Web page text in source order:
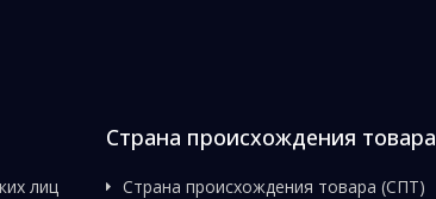
лиц
Страна происхождения товара
Страна происхождения товара (СПТ)